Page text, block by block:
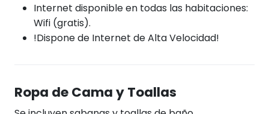
Internet disponible en todas las habitaciones:
Wifi (gratis).
!Dispone de Internet de Alta Velocidad!
Ropa de Cama y Toallas